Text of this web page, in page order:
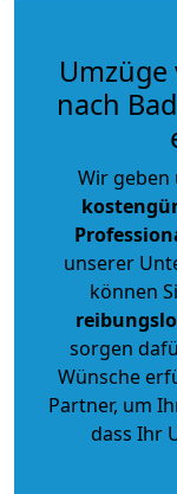
Umzüge
nach
Wir geben
unserer
können
sorgen
Wünsche
Partner, um
dass Ihr